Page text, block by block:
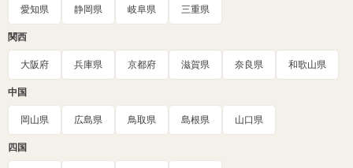
愛知県 静岡県 岐阜県 三重県
関西
大阪府 兵庫県 京都府 滋賀県 奈良県 和歌山県
中国
岡山県 広島県 鳥取県 島根県 山口県
四国